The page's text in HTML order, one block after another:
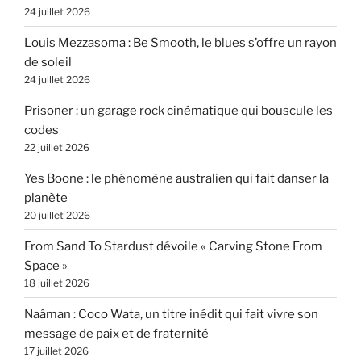
24 juillet 2026
Louis Mezzasoma : Be Smooth, le blues s’offre un rayon
de soleil
24 juillet 2026
Prisoner : un garage rock cinématique qui bouscule les
codes
22 juillet 2026
Yes Boone : le phénomène australien qui fait danser la
planète
20 juillet 2026
From Sand To Stardust dévoile « Carving Stone From
Space »
18 juillet 2026
Naâman : Coco Wata, un titre inédit qui fait vivre son
message de paix et de fraternité
17 juillet 2026